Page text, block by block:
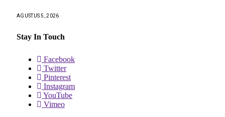
AGUSTUS 5, 2026
Stay In Touch
Facebook
Twitter
Pinterest
Instagram
YouTube
Vimeo